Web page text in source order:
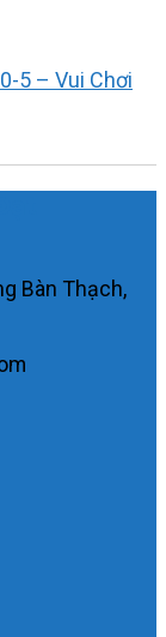
5 – Vui Chơi
Bàn Thạch,